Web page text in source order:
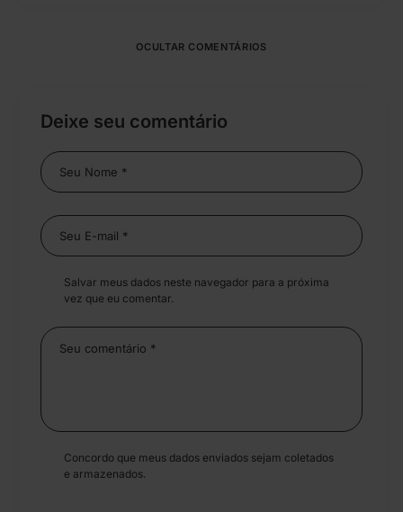
OCULTAR COMENTÁRIOS
Deixe seu comentário
Salvar meus dados neste navegador para a próxima
vez que eu comentar.
Concordo que meus dados enviados sejam coletados
e armazenados.